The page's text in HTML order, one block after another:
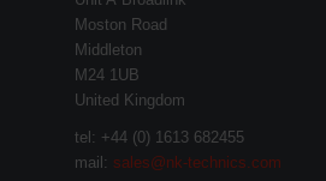
Moston Road
Middleton
M24 1UB
United Kingdom
tel: +44 (0) 1613 682455
mail: sales@nk-technics.com